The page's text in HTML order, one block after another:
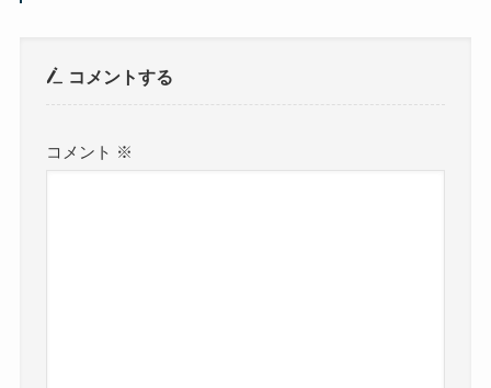
コメントする
コメント ※